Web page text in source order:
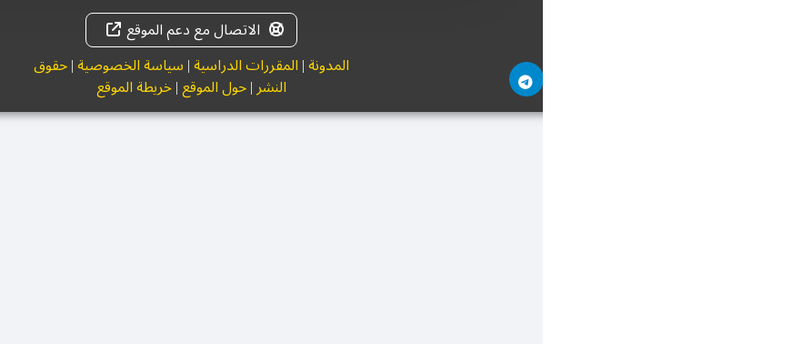
الاتصال مع دعم الموقع
المدونة|المقررات الدراسية|سياسة الخصوصية|حقوق
النشر|حول الموقع|خريطة الموقع